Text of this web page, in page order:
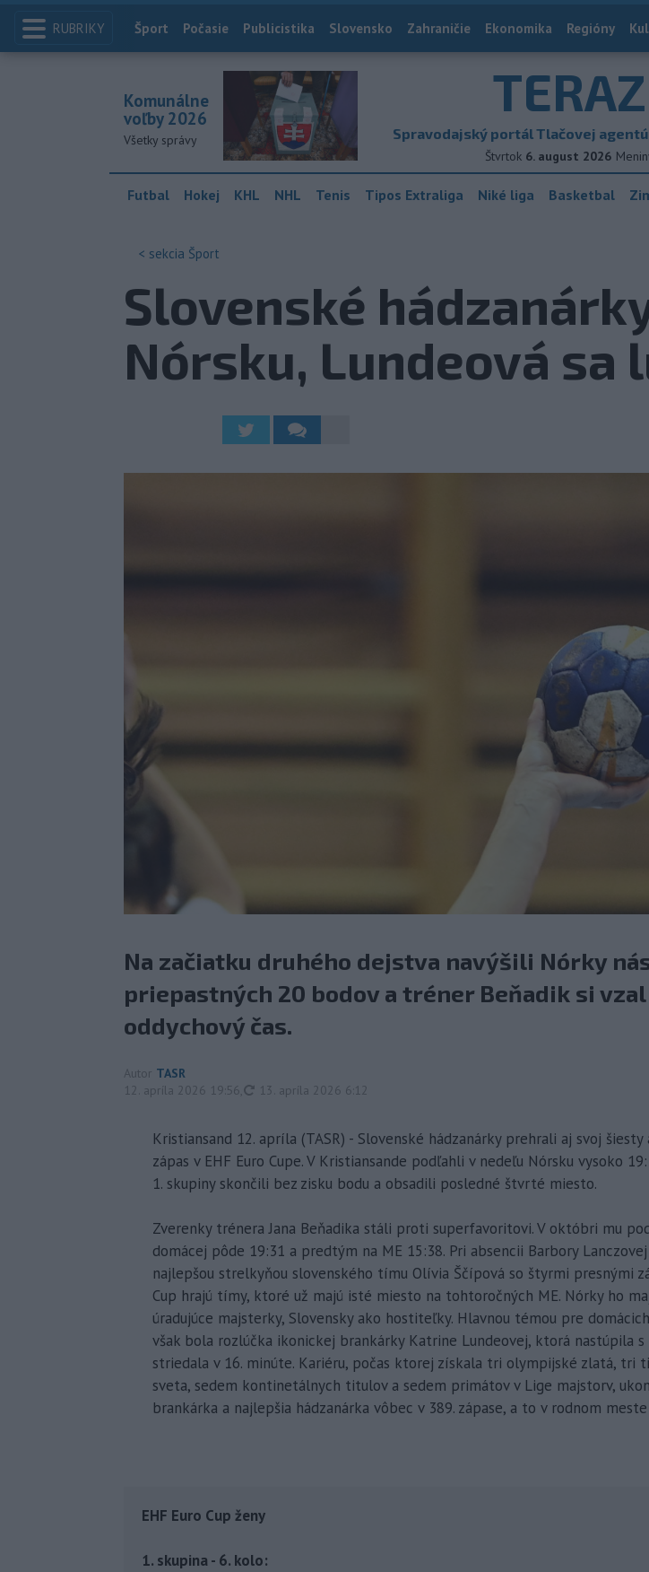
RUBRIKY Index
Šport Počasie Publicistika Slovensko Zahraničie Ekonomika Regióny
TERAZ
Spravodajský portál Tlačovej
Štvrtok 6. august 2026
Komunálne
voľby 2026
Všetky správy
Futbal Hokej KHL NHL Tenis Tipos Extraliga Niké liga Basketbal
< sekcia Šport
Slovenské
Nórsku, Lundeová sa
Na začiatku druhého dejstva navýšili Nórky
priepastných 20 bodov a tréner Beňadik si vzal
oddychový čas.
Autor TASR
12. apríla 2026 19:56
aktualizované
13. apríla 2026 6:12
Kristiansand 12. apríla (TASR) - Slovenské hádzanárky prehrali aj svoj šiesty
zápas v EHF Euro Cupe. V Kristiansande podľahli v nedeľu Nórsku vysoko
1. skupiny skončili bez zisku bodu a obsadili posledné štvrté miesto.
Zverenky trénera Jana Beňadika stáli proti superfavoritovi. V októbri mu
domácej pôde 19:31 a predtým na ME 15:38. Pri absencii Barbory
najlepšou strelkyňou slovenského tímu Olívia Ščípová so štyrmi presnými
Cup hrajú tímy, ktoré už majú isté miesto na tohtoročných ME. Nórky ho
úradujúce majsterky, Slovensky ako hostiteľky. Hlavnou témou pre
však bola rozlúčka ikonickej brankárky Katrine Lundeovej, ktorá nastúpila
striedala v 16. minúte. Kariéru, počas ktorej získala tri olympijské zlatá, tri
sveta, sedem kontinetálnych titulov a sedem primátov v Lige majstorv,
brankárka a najlepšia hádzanárka vôbec v 389. zápase, a to v rodnom
EHF Euro Cup ženy
1. skupina - 6. kolo: